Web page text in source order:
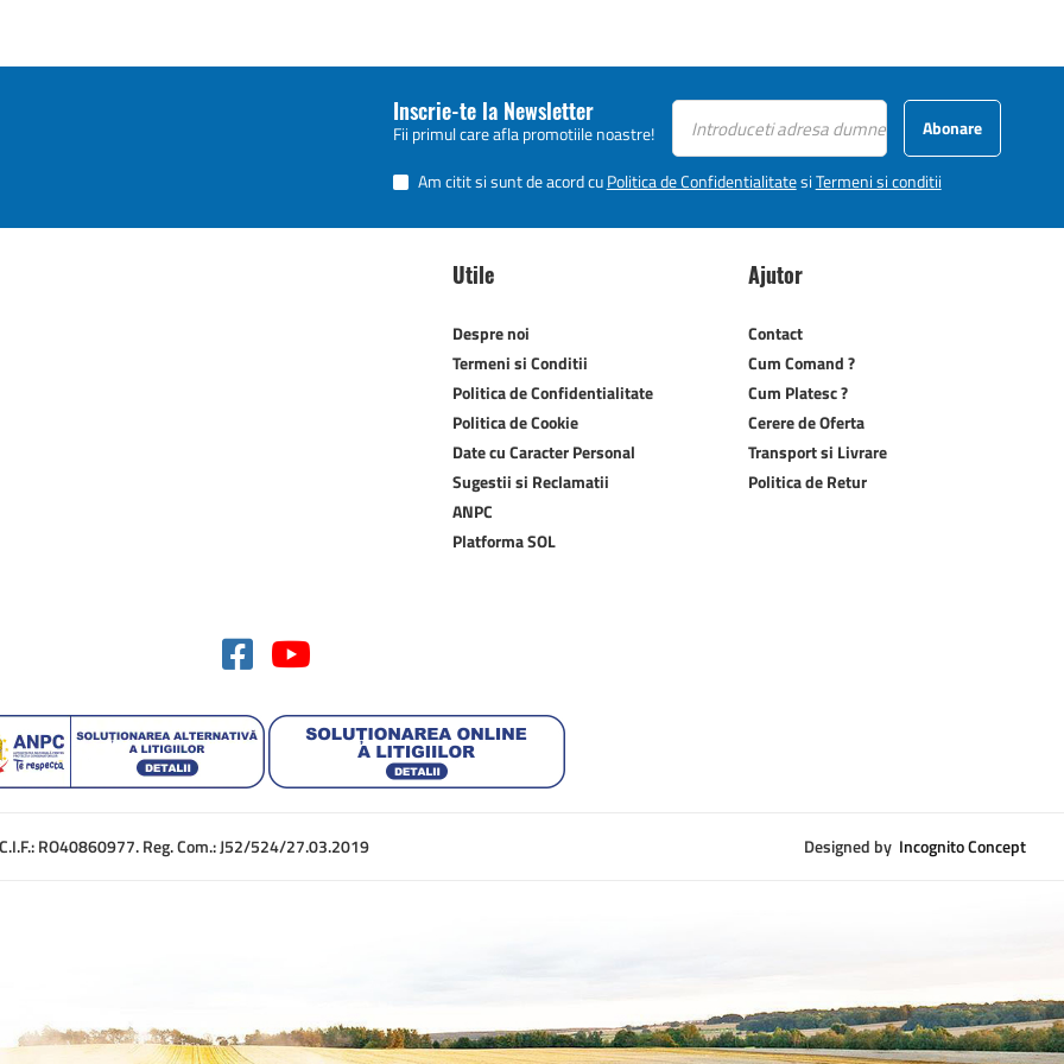
Inscrie-te la Newsletter
Fii primul care afla promotiile noastre! Abonare
Am citit si sunt de acord cuPolitica de ConfidentialitatesiTermeni si conditii
Utile
Despre noi
Termeni si Conditii
Politica de Confidentialitate
Politica de Cookie
Date cu Caracter Personal
Sugestii si Reclamatii
ANPC
Platforma SOL
Ajutor
Contact
Cum Comand ?
Cum Platesc ?
Cerere de Oferta
Transport si Livrare
Politica de Retur
RO40860977. Reg. Com.: J52/524/27.03.2019 Designed by Incognito Concept